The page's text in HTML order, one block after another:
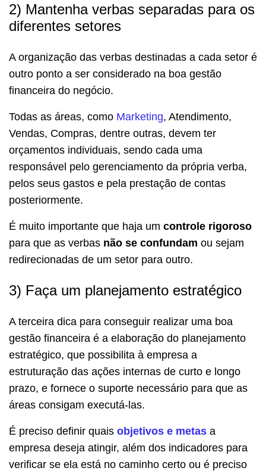
2) Mantenha verbas separadas para os
diferentes setores
A organização das verbas destinadas a cada setor é
outro ponto a ser considerado na boa gestão
financeira do negócio.
Todas as áreas, como Marketing, Atendimento,
Vendas, Compras, dentre outras, devem ter
orçamentos individuais, sendo cada uma
responsável pelo gerenciamento da própria verba,
pelos seus gastos e pela prestação de contas
posteriormente.
É muito importante que haja um controle rigoroso
para que as verbas não se confundam ou sejam
redirecionadas de um setor para outro.
3) Faça um planejamento estratégico
A terceira dica para conseguir realizar uma boa
gestão financeira é a elaboração do planejamento
estratégico, que possibilita à empresa a
estruturação das ações internas de curto e longo
prazo, e fornece o suporte necessário para que as
áreas consigam executá-las.
É preciso definir quais objetivos e metas a
empresa deseja atingir, além dos indicadores para
verificar se ela está no caminho certo ou é preciso